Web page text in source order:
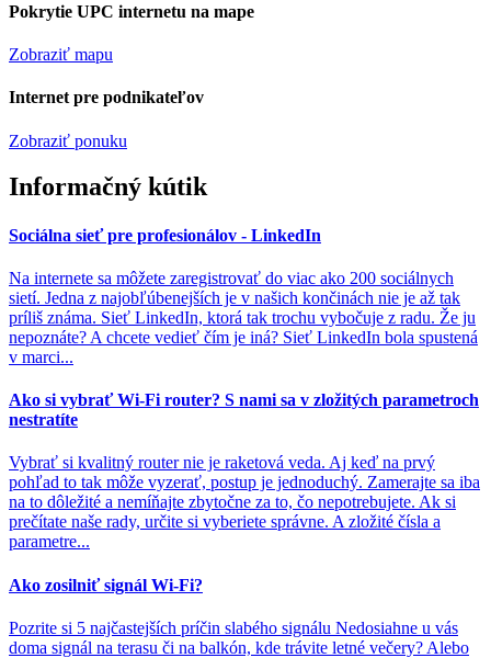
Pokrytie UPC internetu na mape
Zobraziť mapu
Internet pre podnikateľov
Zobraziť ponuku
Informačný kútik
Sociálna sieť pre profesionálov - LinkedIn
Na internete sa môžete zaregistrovať do viac ako 200 sociálnych
sietí. Jedna z najobľúbenejších je v našich končinách nie je až tak
príliš známa. Sieť LinkedIn, ktorá tak trochu vybočuje z radu. Že ju
nepoznáte? A chcete vedieť čím je iná? Sieť LinkedIn bola spustená
v marci...
Ako si vybrať Wi-Fi router? S nami sa v zložitých parametroch
nestratíte
Vybrať si kvalitný router nie je raketová veda. Aj keď na prvý
pohľad to tak môže vyzerať, postup je jednoduchý. Zamerajte sa iba
na to dôležité a nemíňajte zbytočne za to, čo nepotrebujete. Ak si
prečítate naše rady, určite si vyberiete správne. A zložité čísla a
parametre...
Ako zosilniť signál Wi-Fi?
Pozrite si 5 najčastejších príčin slabého signálu Nedosiahne u vás
doma signál na terasu či na balkón, kde trávite letné večery? Alebo